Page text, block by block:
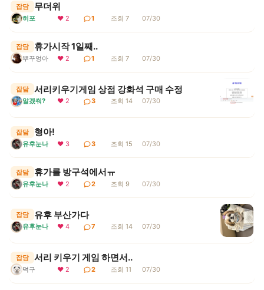
잡담 무더위
히포 ❤ 2 1 조회 7 07/30
잡담 휴가시작 1일째..
뿌꾸엉아 ❤ 2 1 조회 7 07/30
잡담 서리키우기게임 상점 강화석 구매 수정
알겠쒀? ❤ 2 3 조회 14 07/30
잡담 형아!
유후눈나 ❤ 3 3 조회 15 07/30
잡담 휴가를 방구석에서ㅠ
유후눈나 ❤ 2 2 조회 9 07/30
잡담 유후 부산가다
유후눈나 ❤ 4 7 조회 14 07/30
잡담 서리 키우기 게임 하면서..
덕구 ❤ 2 2 조회 11 07/30